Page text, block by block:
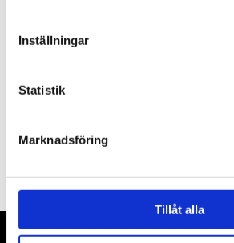
Inställningar
Statistik
Marknadsföring
Tillåt alla